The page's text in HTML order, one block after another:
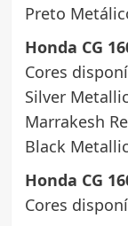
Preto
Honda CG
Cores
Silver
Marrakesh
Black
Honda CG
Cores